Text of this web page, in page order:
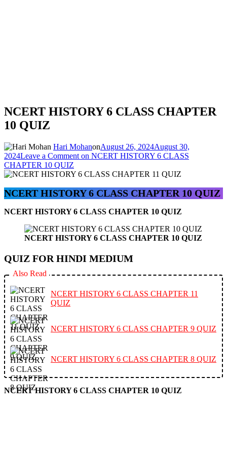
NCERT HISTORY 6 CLASS CHAPTER
10 QUIZ
Hari MohanonAugust 26, 2024August 30,
2024Leave a Comment on NCERT HISTORY 6 CLASS
CHAPTER 10 QUIZ
NCERT HISTORY 6 CLASS CHAPTER 10 QUIZ
NCERT HISTORY 6 CLASS CHAPTER 10 QUIZ
NCERT HISTORY 6 CLASS CHAPTER 10 QUIZ
QUIZ FOR HINDI MEDIUM
Also Read
NCERT HISTORY 6 CLASS CHAPTER 11
QUIZ
NCERT HISTORY 6 CLASS CHAPTER 9 QUIZ
NCERT HISTORY 6 CLASS CHAPTER 8 QUIZ
NCERT HISTORY 6 CLASS CHAPTER 10 QUIZ